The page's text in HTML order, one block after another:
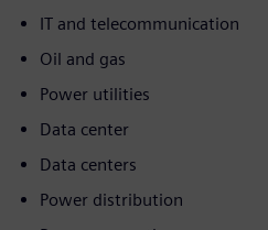
IT and telecommunication
Oil and gas
Power utilities
Data center
Data centers
Power distribution